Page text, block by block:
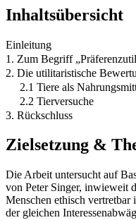
Inhaltsübersicht
Einleitung
1. Zum Begriff
2. Die utilitaristische
2.1 Tiere als
2.2 Tierversuche
3. Rückschluss
Zielsetzung &
Die Arbeit untersucht auf
von Peter Singer, inwieweit
Menschen ethisch
der gleichen